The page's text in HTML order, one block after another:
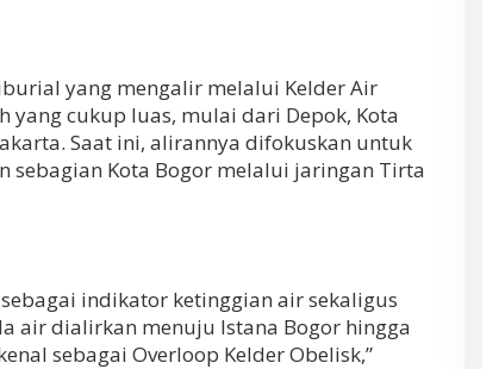
yang mengalir melalui Kelder Air
cukup luas, mulai dari Depok, Kota
Saat ini, alirannya difokuskan untuk
sebagian Kota Bogor melalui jaringan Tirta
indikator ketinggian air sekaligus
air dialirkan menuju Istana Bogor hingga
sebagai Overloop Kelder Obelisk,”